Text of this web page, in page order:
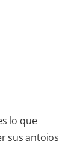
lo que
sus antojos